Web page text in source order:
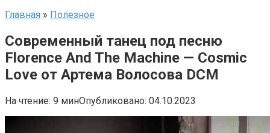
Главная » Полезное
Современный танец под песню
Florence And The Machine — Cosmic
Love от Артема Волосова DCM
На чтение: 9 минОпубликовано: 04.10.2023